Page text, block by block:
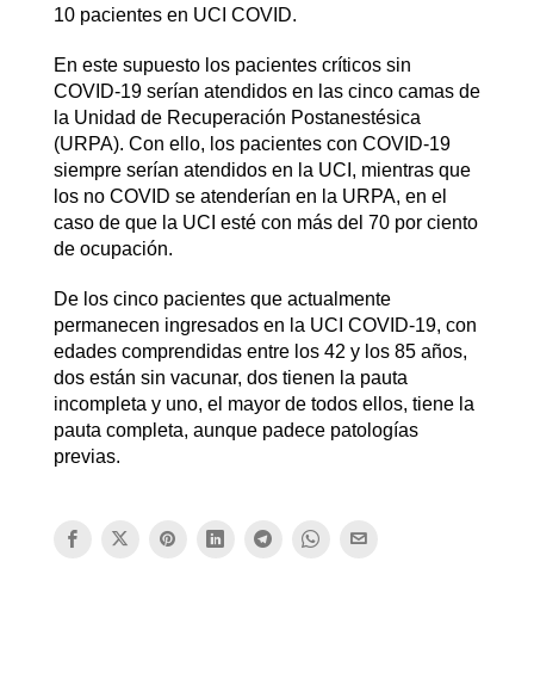
10 pacientes en UCI COVID.
En este supuesto los pacientes críticos sin
COVID-19 serían atendidos en las cinco camas de
la Unidad de Recuperación Postanestésica
(URPA). Con ello, los pacientes con COVID-19
siempre serían atendidos en la UCI, mientras que
los no COVID se atenderían en la URPA, en el
caso de que la UCI esté con más del 70 por ciento
de ocupación.
De los cinco pacientes que actualmente
permanecen ingresados en la UCI COVID-19, con
edades comprendidas entre los 42 y los 85 años,
dos están sin vacunar, dos tienen la pauta
incompleta y uno, el mayor de todos ellos, tiene la
pauta completa, aunque padece patologías
previas.